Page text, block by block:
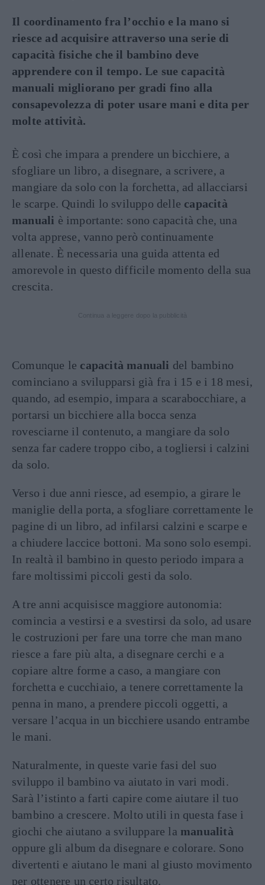
Il coordinamento fra l’occhio e la mano si
riesce ad acquisire attraverso una serie di
capacità fisiche che il bambino deve
apprendere con il tempo. Le sue capacità
manuali migliorano per gradi fino alla
consapevolezza di poter usare mani e dita per
molte attività.
È così che impara a prendere un bicchiere, a
sfogliare un libro, a disegnare, a scrivere, a
mangiare da solo con la forchetta, ad allacciarsi
le scarpe. Quindi lo sviluppo delle capacità
manuali è importante: sono capacità che, una
volta apprese, vanno però continuamente
allenate. È necessaria una guida attenta ed
amorevole in questo difficile momento della sua
crescita.
Comunque le capacità manuali del bambino
cominciano a svilupparsi già fra i 15 e i 18 mesi,
quando, ad esempio, impara a scarabocchiare, a
portarsi un bicchiere alla bocca senza
rovesciarne il contenuto, a mangiare da solo
senza far cadere troppo cibo, a togliersi i calzini
da solo.
Verso i due anni riesce, ad esempio, a girare le
maniglie della porta, a sfogliare correttamente le
pagine di un libro, ad infilarsi calzini e scarpe e
a chiudere laccice bottoni. Ma sono solo esempi.
In realtà il bambino in questo periodo impara a
fare moltissimi piccoli gesti da solo.
A tre anni acquisisce maggiore autonomia:
comincia a vestirsi e a svestirsi da solo, ad usare
le costruzioni per fare una torre che man mano
riesce a fare più alta, a disegnare cerchi e a
copiare altre forme a caso, a mangiare con
forchetta e cucchiaio, a tenere correttamente la
penna in mano, a prendere piccoli oggetti, a
versare l’acqua in un bicchiere usando entrambe
le mani.
Naturalmente, in queste varie fasi del suo
sviluppo il bambino va aiutato in vari modi.
Sarà l’istinto a farti capire come aiutare il tuo
bambino a crescere. Molto utili in questa fase i
giochi che aiutano a sviluppare la manualità
oppure gli album da disegnare e colorare. Sono
divertenti e aiutano le mani al giusto movimento
per ottenere un certo risultato.